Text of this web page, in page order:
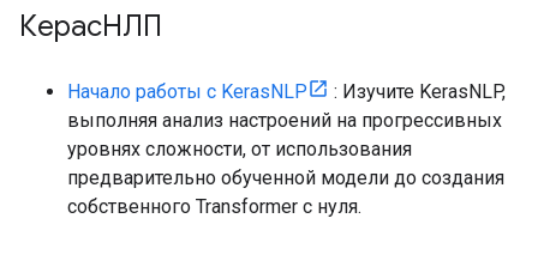
КерасНЛП
Начало работы с KerasNLP
: Изучите KerasNLP,
выполняя анализ настроений на прогрессивных
уровнях сложности, от использования
предварительно обученной модели до создания
собственного Transformer с нуля.